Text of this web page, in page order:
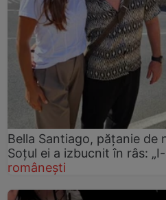
Bella Santiago, pățanie de
Soțul ei a izbucnit în râs:
românești